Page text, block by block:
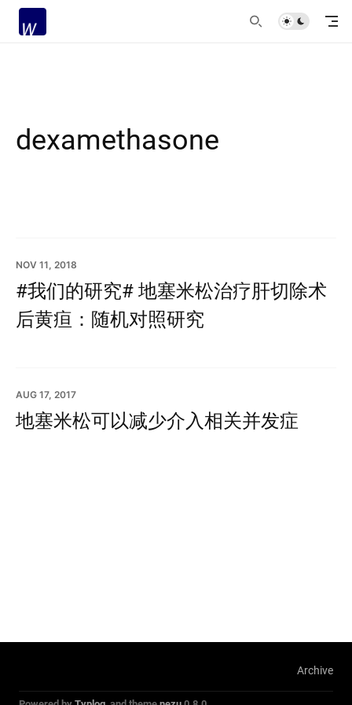
dexamethasone
NOV 11, 2018
#我们的研究# 地塞米松治疗肝切除术
后黄疸：随机对照研究
AUG 17, 2017
地塞米松可以减少介入相关并发症
Archive